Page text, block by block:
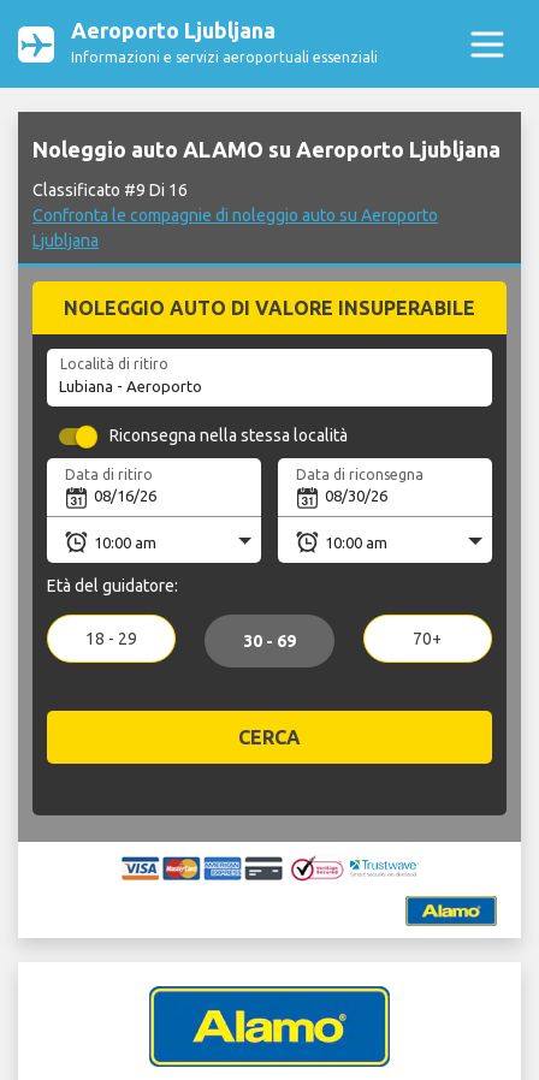
Aeroporto Ljubljana
Informazioni e servizi aeroportuali essenziali
Noleggio auto ALAMO su Aeroporto Ljubljana
Classificato #9 Di 16
Confronta le compagnie di noleggio auto su Aeroporto
Ljubljana
NOLEGGIO AUTO DI VALORE INSUPERABILE
Località di ritiro
Riconsegna nella stessa località
Data di ritiro Data di riconsegna
Età del guidatore:
18 - 29 30 - 69 70+
CERCA